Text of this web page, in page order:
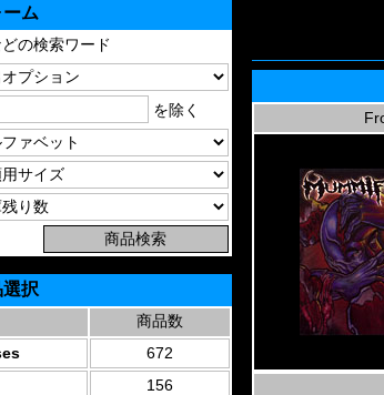
ム
の検索ワード
を除く
択
商品数
672
156